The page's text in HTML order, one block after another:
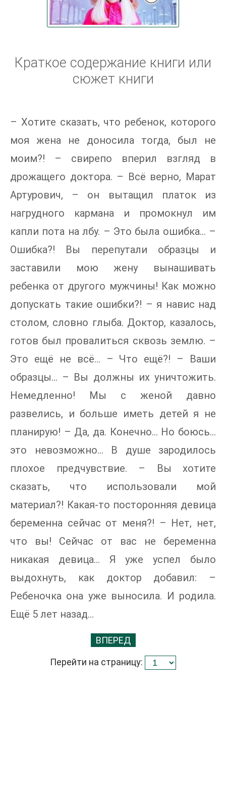
Краткое содержание книги или
сюжет книги
– Хотите сказать, что ребенок, которого
моя жена не доносила тогда, был не
моим?! – свирепо вперил взгляд в
дрожащего доктора. – Всё верно, Марат
Артурович, – он вытащил платок из
нагрудного кармана и промокнул им
капли пота на лбу. – Это была ошибка… –
Ошибка?! Вы перепутали образцы и
заставили мою жену вынашивать
ребенка от другого мужчины! Как можно
допускать такие ошибки?! – я навис над
столом, словно глыба. Доктор, казалось,
готов был провалиться сквозь землю. –
Это ещё не всё… – Что ещё?! – Ваши
образцы… – Вы должны их уничтожить.
Немедленно! Мы с женой давно
развелись, и больше иметь детей я не
планирую! – Да, да. Конечно... Но боюсь…
это невозможно… В душе зародилось
плохое предчувствие. – Вы хотите
сказать, что использовали мой
материал?! Какая-то посторонняя девица
беременна сейчас от меня?! – Нет, нет,
что вы! Сейчас от вас не беременна
никакая девица… Я уже успел было
выдохнуть, как доктор добавил: –
Ребеночка она уже выносила. И родила.
Ещё 5 лет назад…
ВПЕРЕД
Перейти на страницу: